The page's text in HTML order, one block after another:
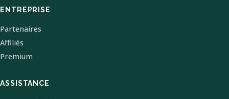
ENTREPRISE
Partenaires
Affiliés
Premium
ASSISTANCE